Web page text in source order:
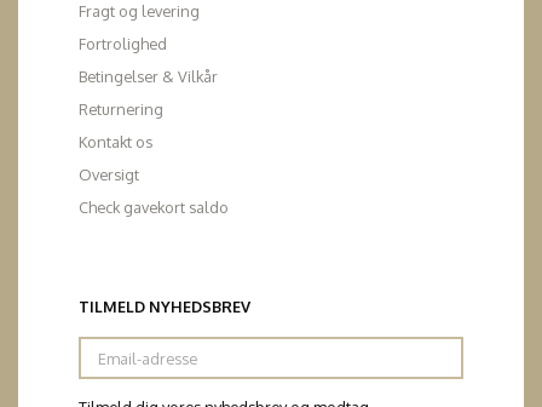
Fragt og levering
Fortrolighed
Betingelser & Vilkår
Returnering
Kontakt os
Oversigt
Check gavekort saldo
TILMELD NYHEDSBREV
Email-
adresse